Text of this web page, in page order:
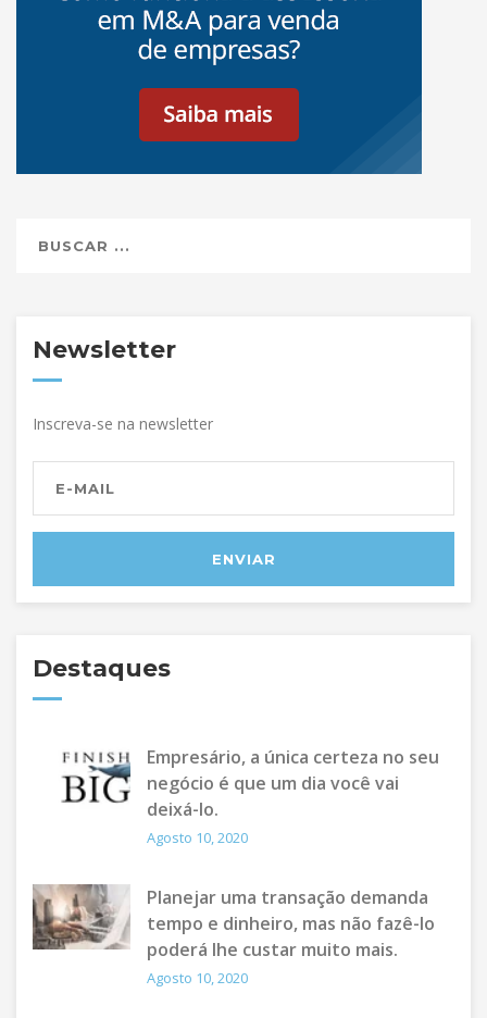
Newsletter
Inscreva-se na newsletter
Destaques
Empresário, a única certeza no seu
negócio é que um dia você vai
deixá-lo.
Agosto 10, 2020
Planejar uma transação demanda
tempo e dinheiro, mas não fazê-lo
poderá lhe custar muito mais.
Agosto 10, 2020